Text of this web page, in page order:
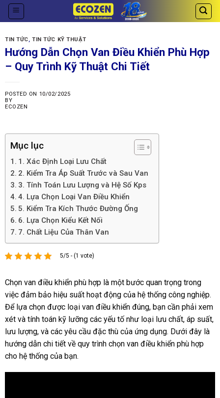
Skip
TIN TỨC,TIN TỨC KỸ THUẬT
Hướng Dẫn Chọn Van Điều Khiển Phù Hợp
– Quy Trình Kỹ Thuật Chi Tiết
POSTED ON 10/02/2025
BY
ECOZEN
Mục lục
1. Xác Định Loại Lưu Chất
2. Kiểm Tra Áp Suất Trước và Sau Van
3. Tính Toán Lưu Lượng và Hệ Số Kps
4. Lựa Chọn Loại Van Điều Khiển
5. Kiểm Tra Kích Thước Đường Ống
6. Lựa Chọn Kiểu Kết Nối
7. Chất Liệu Của Thân Van
5/5 - (1 vote)
Chọn van điều khiển phù hợp là một bước quan trọng trong
việc đảm bảo hiệu suất hoạt động của hệ thống công nghiệp.
Để lựa chọn được loại van điều khiển đúng, bạn cần phải xem
xét và tính toán kỹ lưỡng các yếu tố như loại lưu chất, áp suất,
lưu lượng, và các yêu cầu đặc thù của ứng dụng. Dưới đây là
hướng dẫn chi tiết về quy trình chọn van điều khiển phù hợp
cho hệ thống của bạn.